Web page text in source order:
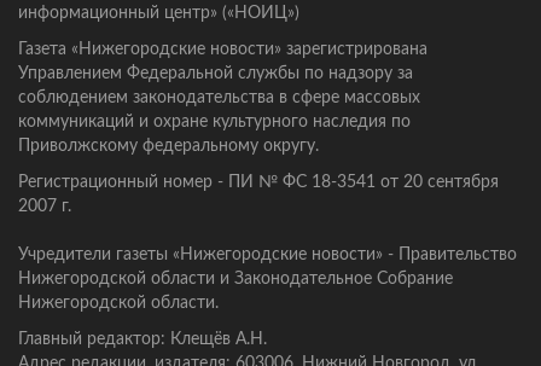
информационный центр» («НОИЦ»)
Газета «Нижегородские новости» зарегистрирована
Управлением Федеральной службы по надзору за
соблюдением законодательства в сфере массовых
коммуникаций и охране культурного наследия по
Приволжскому федеральному округу.
Регистрационный номер - ПИ № ФС 18-3541 от 20 сентября
2007 г.
Учредители газеты «Нижегородские новости» - Правительство
Нижегородской области и Законодательное Собрание
Нижегородской области.
Главный редактор: Клещёв А.Н.